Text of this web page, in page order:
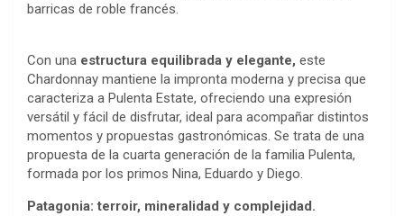
barricas de roble francés.
Con una estructura equilibrada y elegante, este
Chardonnay mantiene la impronta moderna y precisa que
caracteriza a Pulenta Estate, ofreciendo una expresión
versátil y fácil de disfrutar, ideal para acompañar distintos
momentos y propuestas gastronómicas. Se trata de una
propuesta de la cuarta generación de la familia Pulenta,
formada por los primos Nina, Eduardo y Diego.
Patagonia: terroir, mineralidad y complejidad.